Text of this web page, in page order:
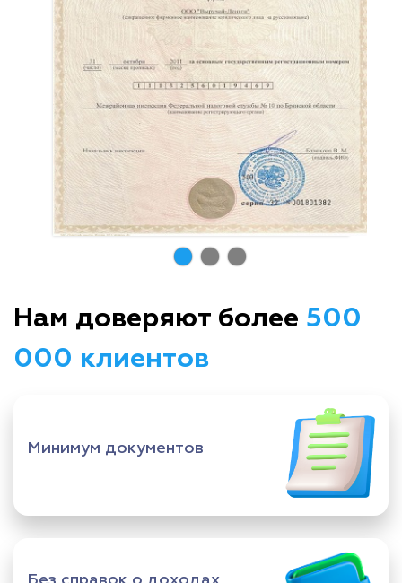
Нам доверяют более 500
000 клиентов
Минимум документов